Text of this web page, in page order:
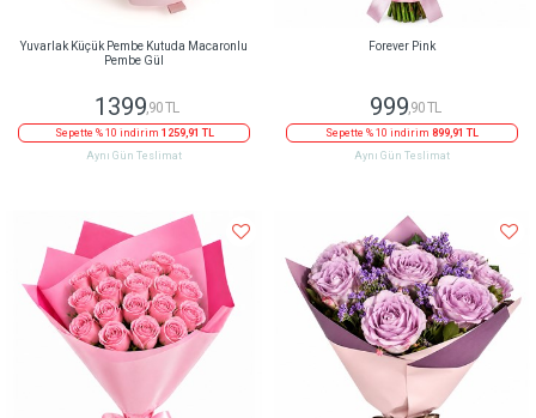
Yuvarlak Küçük Pembe Kutuda Macaronlu
Pembe Gül
1399 ,90 TL
Sepette % 10 indirim 1259,91 TL
Aynı Gün Teslimat
Forever Pink
999,90 TL
Sepette % 10 indirim 899,91 TL
Aynı Gün Teslimat